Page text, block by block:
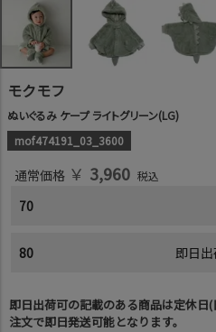
モクモフ
ぬいぐるみ ケープ ライトグリーン(LG)
mof474191_03_3600
通常価格 ￥ 3,960 税込
70
80 即日
即日出荷可の記載のある商品は定休日
注文で即日発送可能となります。